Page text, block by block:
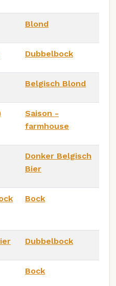
Blond
Dubbelbock
Belgisch Blond
Saison -
farmhouse
Donker Belgisch
Bier
Bock
Dubbelbock
Bock